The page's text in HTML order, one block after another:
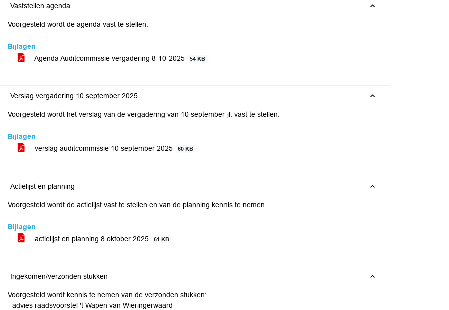
Vaststellen agenda
Voorgesteld wordt de agenda vast te stellen.
Bijlagen
Agenda Auditcommissie vergadering 8-10-2025
54 KB
Verslag vergadering 10 september 2025
Voorgesteld wordt het verslag van de vergadering van 10 september jl. vast te stellen.
Bijlagen
verslag auditcommissie 10 september 2025
60 KB
Actielijst en planning
Voorgesteld wordt de actielijst vast te stellen en van de planning kennis te nemen.
Bijlagen
actielijst en planning 8 oktober 2025
61 KB
Ingekomen/verzonden stukken
Voorgesteld wordt kennis te nemen van de verzonden stukken:
- advies raadsvoorstel 't Wapen van Wieringerwaard